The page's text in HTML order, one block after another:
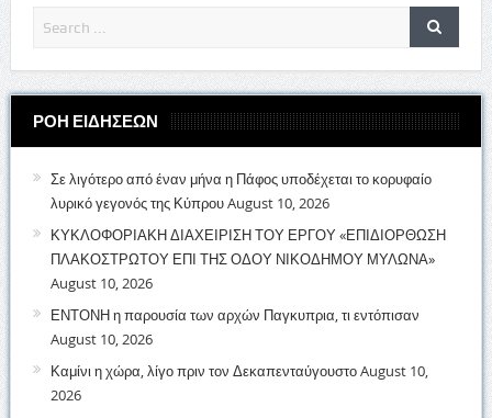
ΡΟΗ ΕΙΔΗΣΕΩΝ
Σε λιγότερο από έναν μήνα η Πάφος υποδέχεται το κορυφαίο
λυρικό γεγονός της ΚύπρουAugust 10, 2026
ΚΥΚΛΟΦΟΡΙΑΚΗ ΔΙΑΧΕΙΡΙΣΗ ΤΟΥ ΕΡΓΟΥ «ΕΠΙΔΙΟΡΘΩΣΗ
ΠΛΑΚΟΣΤΡΩΤΟΥ ΕΠΙ ΤΗΣ ΟΔΟΥ ΝΙΚΟΔΗΜΟΥ ΜΥΛΩΝΑ»
August 10, 2026
ΕΝΤΟΝΗ η παρουσία των αρχών Παγκυπρια, τι εντόπισαν
August 10, 2026
Καμίνι η χώρα, λίγο πριν τον ΔεκαπενταύγουστοAugust 10,
2026